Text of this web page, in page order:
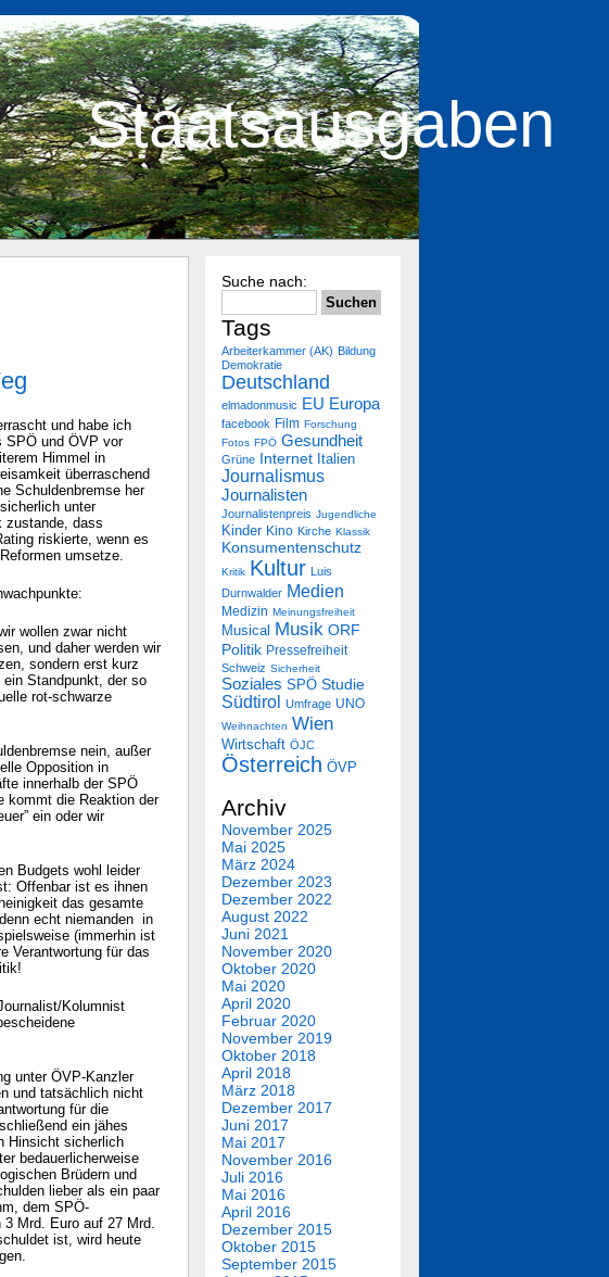
Staatsausgaben
und habe ich
SPÖ und ÖVP vor
Himmel in
überraschend
Schuldenbremse her
unter
zustande, dass
riskierte, wenn es
umsetze.
wollen zwar nicht
und daher werden wir
sondern erst kurz
Standpunkt, der so
rot-schwarze
nein, außer
Opposition in
innerhalb der SPÖ
kommt die Reaktion der
ein oder wir
Budgets wohl leider
Offenbar ist es ihnen
das gesamte
echt niemanden in
(immerhin ist
Verantwortung für das
Kolumnist
unter ÖVP-Kanzler
und tatsächlich nicht
für die
ein jähes
Hinsicht sicherlich
bedauerlicherweise
Brüdern und
lieber als ein paar
dem SPÖ-
Mrd. Euro auf 27 Mrd.
ist, wird heute
Suche nach:
Tags
Arbeiterkammer (AK) Bildung
Demokratie
Deutschland
elmadonmusic EU Europa
facebook Film Forschung
Fotos FPÖ Gesundheit
Grüne Internet Italien
Journalismus
Journalisten
Journalistenpreis Jugendliche
Kinder Kino Kirche Klassik
Konsumentenschutz
Kritik Kultur Luis
Durnwalder Medien
Medizin Meinungsfreiheit
Musical Musik ORF
Politik Pressefreiheit
Schweiz Sicherheit
Soziales SPÖ Studie
Südtirol Umfrage UNO
Weihnachten Wien
Wirtschaft ÖJC
Österreich ÖVP
Archiv
November 2025
Mai 2025
März 2024
Dezember 2023
Dezember 2022
August 2022
Juni 2021
November 2020
Oktober 2020
Mai 2020
April 2020
Februar 2020
November 2019
Oktober 2018
April 2018
März 2018
Dezember 2017
Juni 2017
Mai 2017
November 2016
Juli 2016
Mai 2016
April 2016
Dezember 2015
Oktober 2015
September 2015